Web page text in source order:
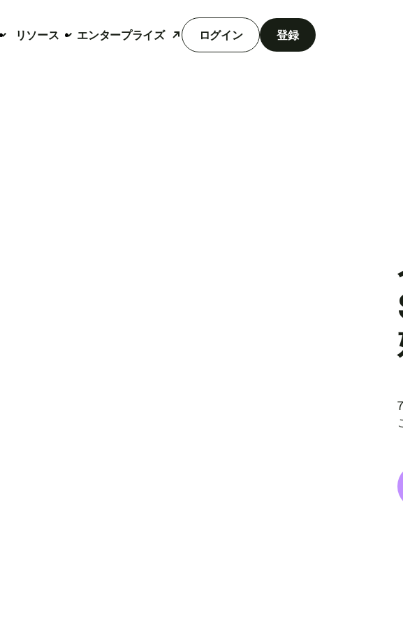
リソース エンタープライズ ログイン 登録